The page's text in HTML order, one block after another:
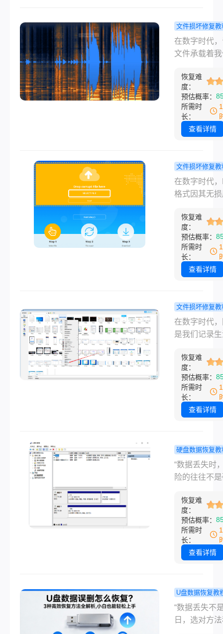
甚至更新失
对红彤彤的“
间不足”警告
用户感到无
手。那么怎
电脑c盘呢？
在为您提供
基础到高级
全到彻底的
全攻略，涵
用场景、操
与关键注意
您精准释放
活力。
文件损坏修复教
么修复音频
件？从杂音
效方法！
在数字时代
文件承载着
作内容或创
品。然而，
常会因为录
不佳、设备
传输错误或
噪音、烦人
音、音量过
至完全无法
必慌张。那
修复音频文
本文将系统
您介绍一系
且高效的音
方法，并详
步骤与关键
音频重获新
恢复难
度：
预估概率：
所需时
长：
查看详情
文件损坏修复教
png图片损
修复？一份
修复指南!
在数字时代
格式因其无
特性，成为
像、图标和
材的首选。
我们时常会
人沮丧的情
开，提示“文
坏”、“无效的
或干脆显示
能源于下载
存储介质错
输不完整、
害或软件崩
恢复难
度：
预估概率：
所需时
长：
查看详情
文件损坏修复教
png图片已
么修复？一
方法的终极
南！
在数字时代
是我们记录
体。然而，
怀期待地双
PNG图片文
只看到系统
法打开此文件
时，那种挫
以言表。
因其无损压
持透明通道
而广受欢迎
样可能因传
误、存储介
障、软件
成下载等原
坏。
恢复难
度：
预估概率：
所需时
长：
查看详情
硬盘数据恢复教
盘坏了怎么
据弄出来？
南，连打不
文件都能救
“数据丢失时
险的往往不
一个操作。”
名从事电脑
评多年的博
编每天在后
最多的求助
夜剪的视频/
标文件/十年
片…怎么办？
过数据崩溃
恢复难
度：
预估概率：
所需时
长：
查看详情
U盘数据恢复教
数据误删怎
复？3种高
“数据丢失不
日，选对方